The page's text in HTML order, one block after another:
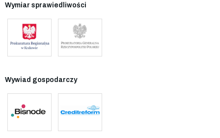
Wymiar sprawiedliwości
Wywiad gospodarczy